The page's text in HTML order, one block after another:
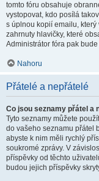
tomto fóru obsahuje
vystopovat, kdo posílá
s úplnou kopií emailu,
zahrnuty hlavičky, které
Administrátor fóra pak
Nahoru
Přátelé a nepřátelé
Co jsou seznamy přátel a
Tyto seznamy můžete
do vašeho seznamu přátel
abyste k nim měli rychlý
soukromé zprávy. V
příspěvky od těchto
budou jejich příspěvky